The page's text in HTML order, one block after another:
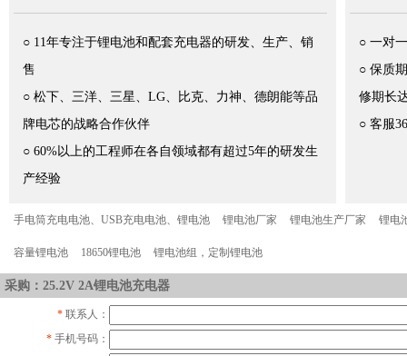
○ 11年专注于锂电池和配套充电器的研发、生产、销
售
○ 松下、三洋、三星、LG、比克、力神、德朗能等品
牌电芯的战略合作伙伴
○ 60%以上的工程师在各自领域都有超过5年的研发生
产经验
○ 一对
○ 保质
修期长
○ 客服
手电筒充电电池、USB充电电池、锂电池 锂电池厂家 锂电池生产厂家 锂电
容量锂电池 18650锂电池 锂电池组，定制锂电池
采购：25.2V 2A锂电池充电器
* 联系人：
* 手机号码：